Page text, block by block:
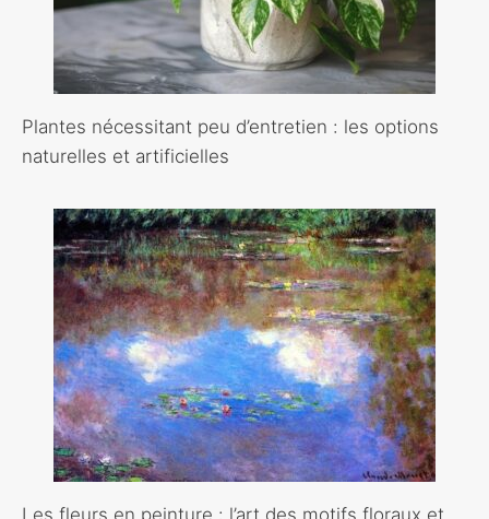
Plantes nécessitant peu d’entretien : les options
naturelles et artificielles
Les fleurs en peinture : l’art des motifs floraux et